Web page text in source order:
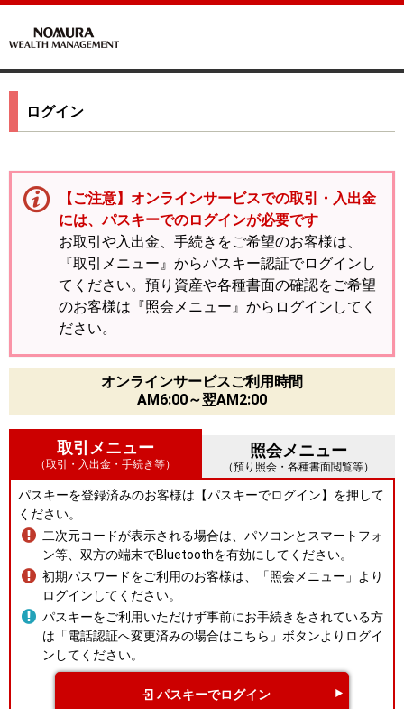
ログイン
【ご注意】オンラインサービスでの取引・入出金
には、パスキーでのログインが必要です
お取引や入出金、手続きをご希望のお客様は、
『取引メニュー』からパスキー認証でログインし
てください。預り資産や各種書面の確認をご希望
のお客様は『照会メニュー』からログインしてく
ださい。
オンラインサービスご利用時間
AM6:00～翌AM2:00
取引メニュー
（取引・入出金・手続き等）
照会メニュー
（預り照会・各種書面閲覧等）
パスキーを登録済みのお客様は【パスキーでログイン】を押して
ください。
二次元コードが表示される場合は、パソコンとスマートフォ
ン等、双方の端末でBluetoothを有効にしてください。
初期パスワードをご利用のお客様は、「照会メニュー」より
ログインしてください。
パスキーをご利用いただけず事前にお手続きをされている方
は「電話認証へ変更済みの場合はこちら」ボタンよりログイ
ンしてください。
パスキーでログイン